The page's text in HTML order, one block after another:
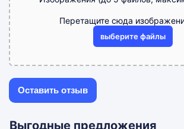
Перетащите сюда
выберите файлы
Выгодные предложения